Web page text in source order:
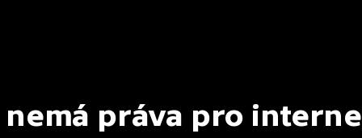
nemá práva pro